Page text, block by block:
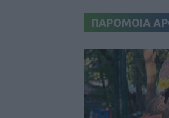
ΠΑΡΟΜΟΙΑ